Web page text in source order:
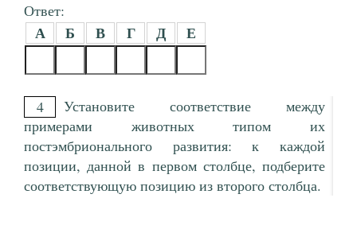
Ответ:
А Б В Г Д Е
4
Установите соответствие между
примерами животных типом их
постэмбрионального развития: к каждой
позиции, данной в первом столбце, подберите
соответствующую позицию из второго столбца.